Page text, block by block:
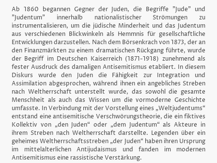
Ab 1860 begannen Gegner der Juden, die Begriffe "Jude" und
"Judentum" innerhalb nationalistischer Strömungen zu
instrumentalisieren, um die jüdische Minderheit und das Judentum
aus verschiedenen Blickwinkeln als Hemmnis für gesellschaftliche
Entwicklungen darzustellen. Nach dem Börsenkrach von 1873, der an
den Finanzmärkten zu einem dramatischen Rückgang führte, wurde
der Begriff im Deutschen Kaiserreich (1871-1918) zunehmend als
fester Ausdruck des damaligen Antisemitismus etabliert. In diesem
Diskurs wurde den Juden die Fähigkeit zur Integration und
Assimilation abgesprochen, während ihnen ein angebliches Streben
nach Weltherrschaft unterstellt wurde, das sowohl die gesamte
Menschheit als auch das Wissen um die vormoderne Geschichte
umfasste. In Verbindung mit der Vorstellung eines „Weltjudentums“
entstand eine antisemitische Verschwörungstheorie, die ein fiktives
Kollektiv von „den Juden“ oder „dem Judentum“ als Akteure in
ihrem Streben nach Weltherrschaft darstellte. Legenden über ein
geheimes Weltherrschaftsstreben „der Juden“ haben ihren Ursprung
im mittelalterlichen Antijudaismus und fanden im modernen
Antisemitismus eine rassistische Verstärkung.